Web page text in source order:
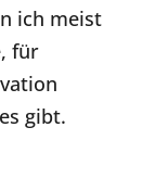
ich meist
für
gibt.